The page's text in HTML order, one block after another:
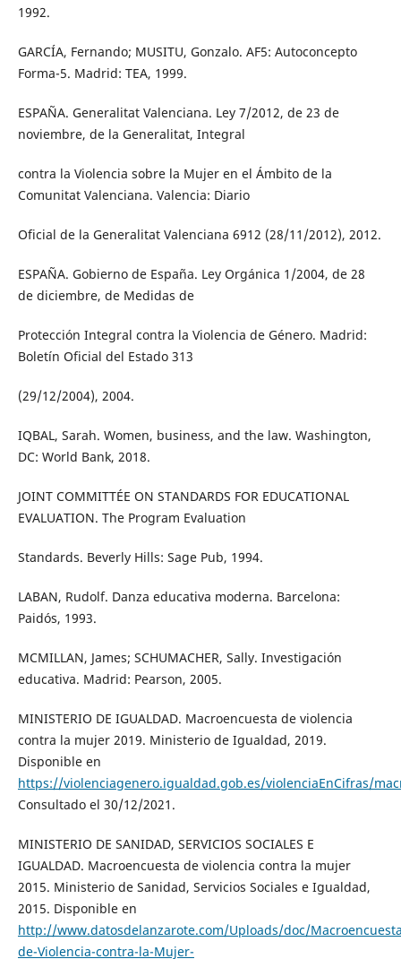
1992.
GARCÍA, Fernando; MUSITU, Gonzalo. AF5: Autoconcepto
Forma-5. Madrid: TEA, 1999.
ESPAÑA. Generalitat Valenciana. Ley 7/2012, de 23 de
noviembre, de la Generalitat, Integral
contra la Violencia sobre la Mujer en el Ámbito de la
Comunitat Valenciana. Valencia: Diario
Oficial de la Generalitat Valenciana 6912 (28/11/2012), 2012.
ESPAÑA. Gobierno de España. Ley Orgánica 1/2004, de 28
de diciembre, de Medidas de
Protección Integral contra la Violencia de Género. Madrid:
Boletín Oficial del Estado 313
(29/12/2004), 2004.
IQBAL, Sarah. Women, business, and the law. Washington,
DC: World Bank, 2018.
JOINT COMMITTÉE ON STANDARDS FOR EDUCATIONAL
EVALUATION. The Program Evaluation
Standards. Beverly Hills: Sage Pub, 1994.
LABAN, Rudolf. Danza educativa moderna. Barcelona:
Paidós, 1993.
MCMILLAN, James; SCHUMACHER, Sally. Investigación
educativa. Madrid: Pearson, 2005.
MINISTERIO DE IGUALDAD. Macroencuesta de violencia
contra la mujer 2019. Ministerio de Igualdad, 2019.
Disponible en
https://violenciagenero.igualdad.gob.es/violenciaEnCifras/
Consultado el 30/12/2021.
MINISTERIO DE SANIDAD, SERVICIOS SOCIALES E
IGUALDAD. Macroencuesta de violencia contra la mujer
2015. Ministerio de Sanidad, Servicios Sociales e Igualdad,
2015. Disponible en
http://www.datosdelanzarote.com/Uploads/doc/
de-Violencia-contra-la-Mujer-